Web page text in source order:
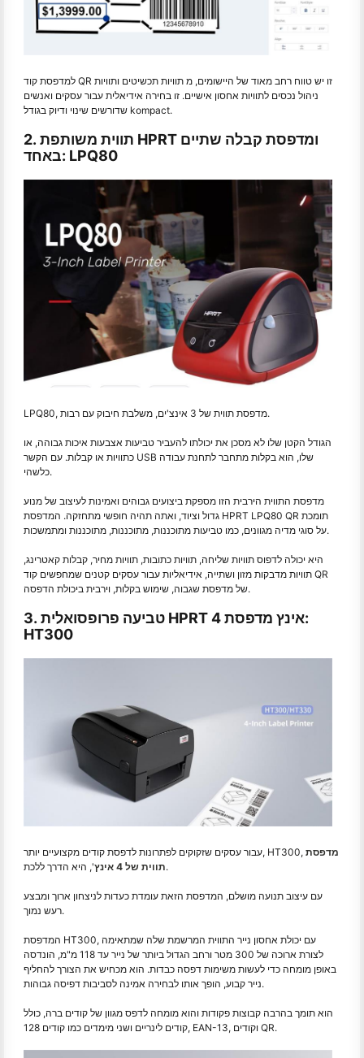
למדפסת קוד QR זו יש טווח רחב מאוד של היישומים, מ תוויות תכשיטים ותוויות
ניהול נכסים לתוויות אחסון אישיים. זו בחירה אידיאלית עבור עסקים ואנשים
שדורשים שינוי ודיוק בגודל kompact.
2. תווית משותפת HPRT ומדפסת קבלה שתיים
באחד: LPQ80
LPQ80, מדפסת תווית של 3 אינצ'ים, משלבת חיבוק עם רבות.
הגודל הקטן שלו לא מסכן את יכולתו להעביר טביעות אצבעות איכות גבוהה, או
כתוויות או קבלות. עם הקשר USB שלו, הוא בקלות מתחבר לתחנת עבודה
כלשהי.
מדפסת התווית הירבית הזו מספקת ביצועים גבוהים ואמינות לעיצוב של מנוע
גדול וציוד, ואתה תהיה חופשי מתחזקה. המדפסת HPRT LPQ80 QR תומכת
על סוגי מדיה מגוונים, כמו טביעות מתוכננות, מתוכננות, מתוכננות ומתמשכות.
היא יכולה לדפוס תוויות שליחה, תוויות כתובות, תוויות מחיר, קבלות קאטרינג,
תוויות מדבקות מזון ושתייה, אידיאליות עבור עסקים קטנים שמחפשים קוד QR
של מדפסת שגבוה, שימוש בקלות, וירבית ביכולת הדפסה.
3. טביעה פרופסואלית HPRT 4 אינץ מדפסת:
HT300
עבור עסקים שזקוקים לפתרונות לדפסת קודים מקצועיים יותר, HT300, מדפסת
תווית של 4 אינץ', היא הדרך ללכת.
עם עיצוב תנועה מושלם, המדפסת הזאת עומדת כעדות לניצחון ארוך ומבצע
רעש נמוך.
המדפסת HT300, עם יכולת אחסון נייר התווית המרשמת שלה שמתאימה
לצורת ארוכה של 300 מטר ורחב הגדול ביותר של נייר עד 118 מ"מ, הונדסה
באופן מומחה כדי לעשות משימות דפסה כבדות. הוא מכחיש את הצורך להחליף
נייר קבוע, הופך אותו לבחירה אמינה לסביבות דפיסה גבוהות.
הוא תומך בהרבה קבוצות פקודות והוא מומחה לדפס מגוון של קודים ברה, כולל
קודים לינריים ושני מימדים כמו קודים 128, EAN-13, וקודים QR.